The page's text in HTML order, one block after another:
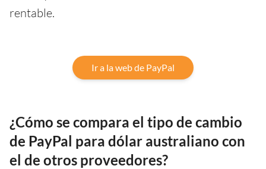
rentable.
Ir a la web de PayPal
¿Cómo se compara el tipo de cambio
de PayPal para dólar australiano con
el de otros proveedores?